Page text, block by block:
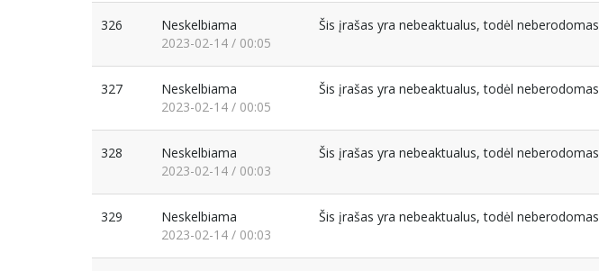
326
Neskelbiama
2023-02-14 / 00:05
Šis įrašas yra nebeaktualus, todėl neberodomas
327
Neskelbiama
2023-02-14 / 00:05
Šis įrašas yra nebeaktualus, todėl neberodomas
328
Neskelbiama
2023-02-14 / 00:03
Šis įrašas yra nebeaktualus, todėl neberodomas
329
Neskelbiama
2023-02-14 / 00:03
Šis įrašas yra nebeaktualus, todėl neberodomas